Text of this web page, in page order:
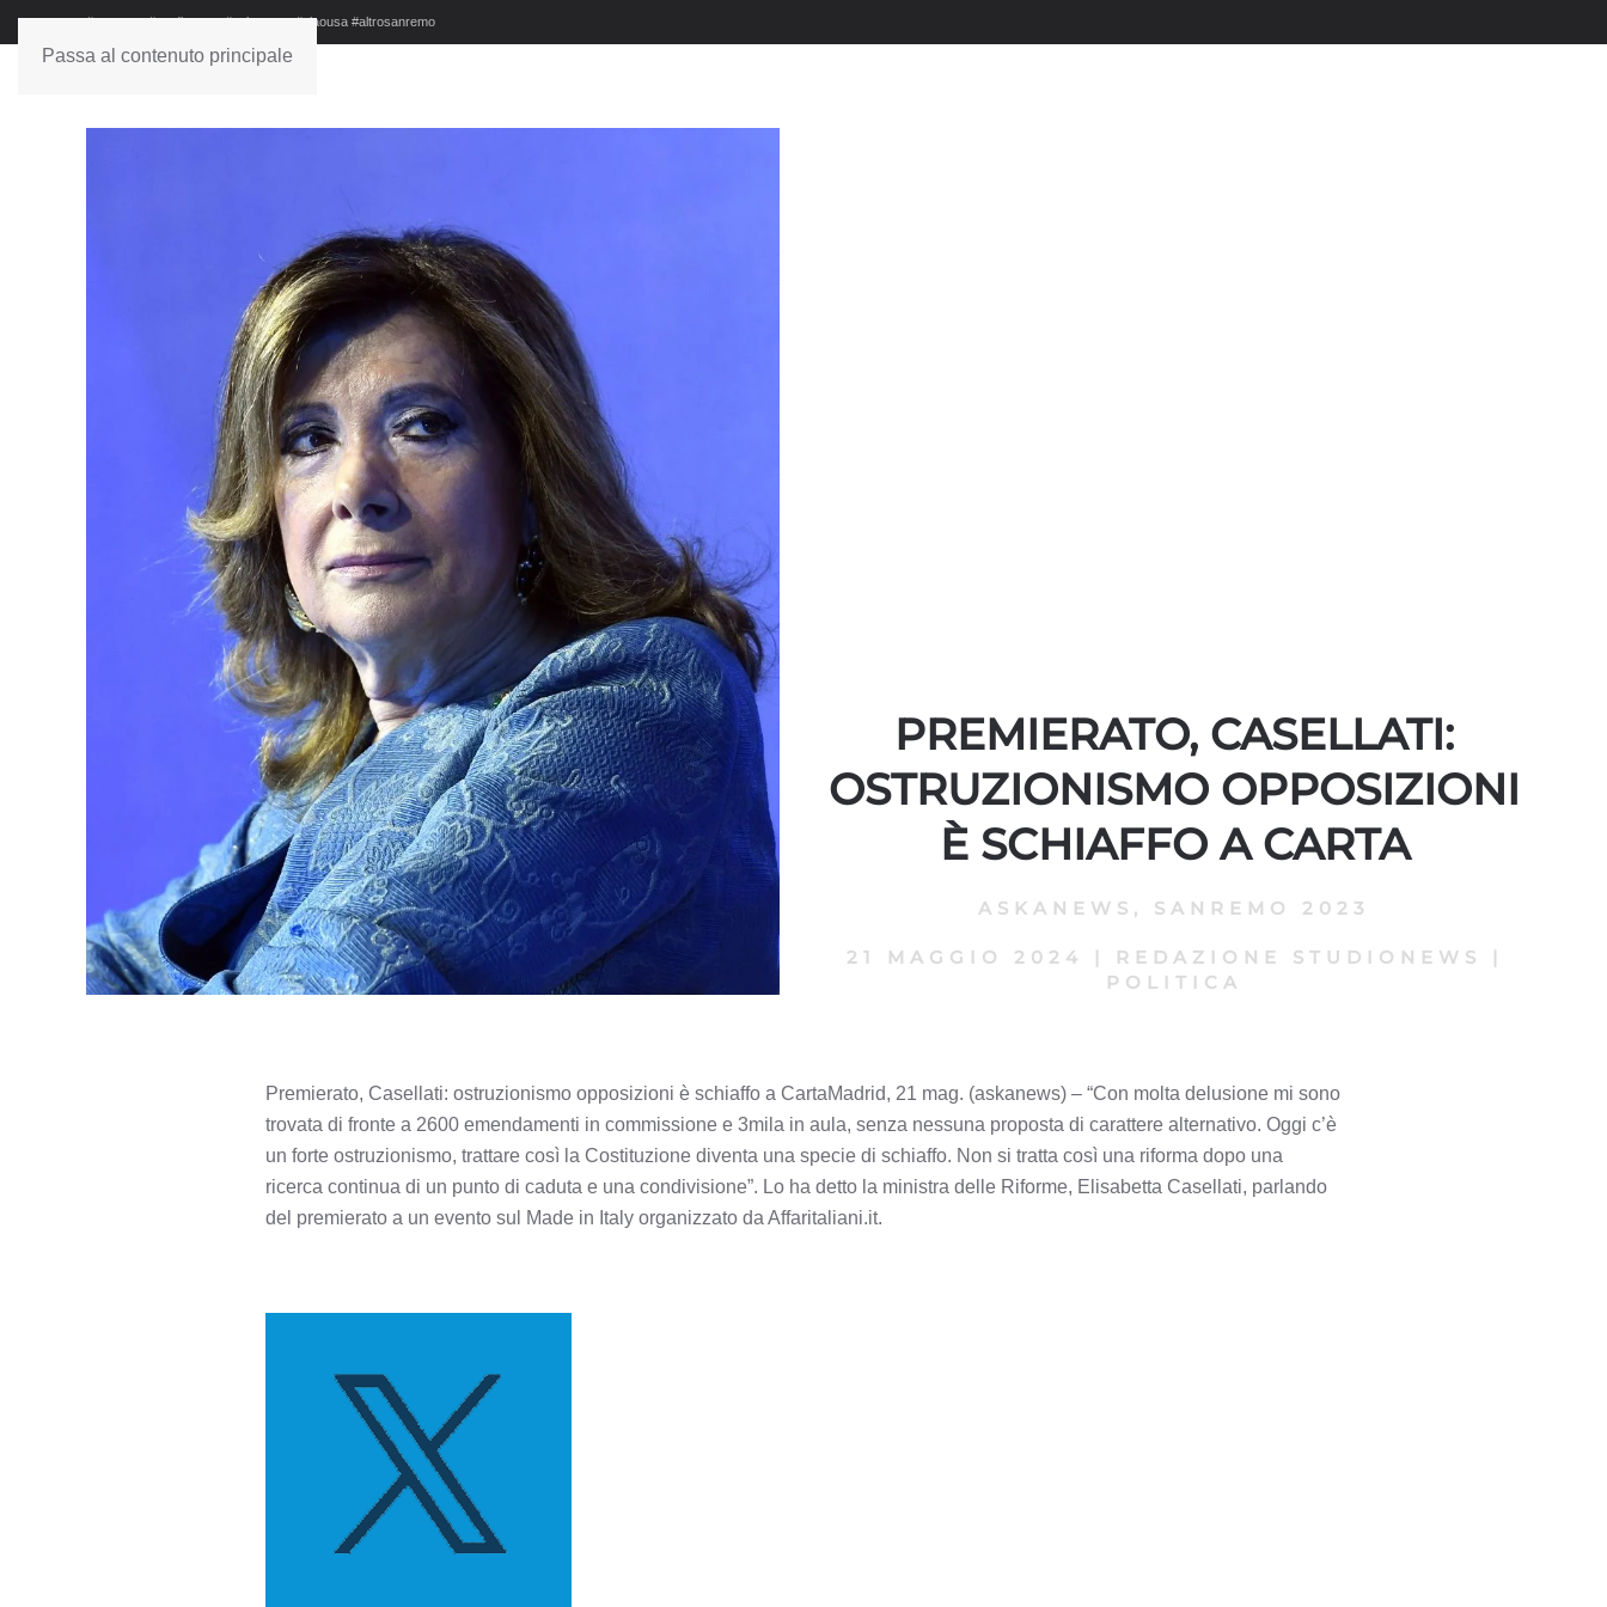
Passa al contenuto principale
#sanremo #studionews #askanews #ciaousa #altrosanremo
PREMIERATO, CASELLATI:
OSTRUZIONISMO OPPOSIZIONI
È SCHIAFFO A CARTA
ASKANEWS , SANREMO 2023
21 MAGGIO 2024 REDAZIONE STUDIONEWS
POLITICA
Premierato, Casellati: ostruzionismo opposizioni è schiaffo a CartaMadrid, 21 mag. (askanews) – “Con molta delusione mi sono
trovata di fronte a 2600 emendamenti in commissione e 3mila in aula, senza nessuna proposta di carattere alternativo. Oggi c’è
un forte ostruzionismo, trattare così la Costituzione diventa una specie di schiaffo. Non si tratta così una riforma dopo una
ricerca continua di un punto di caduta e una condivisione”. Lo ha detto la ministra delle Riforme, Elisabetta Casellati, parlando
del premierato a un evento sul Made in Italy organizzato da Affaritaliani.it.